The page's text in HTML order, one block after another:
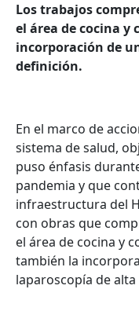
Los trabajos
el área de cocina y
incorporación de
definición.
En el marco de
sistema de salud,
puso énfasis
pandemia y que
infraestructura del
con obras que
el área de cocina y
también la
laparoscopía de